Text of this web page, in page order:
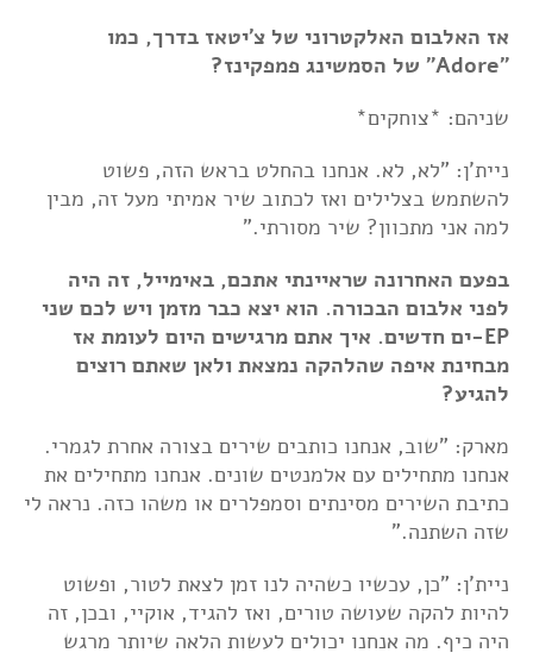
אז האלבום האלקטרוני של צ'יטאז בדרך, כמו
"Adore" של הסמשינג פמפקינז?
שניהם: *צוחקים*
ניית'ן: "לא, לא. אנחנו בהחלט בראש הזה, פשוט
להשתמש בצלילים ואז לכתוב שיר אמיתי מעל זה, מבין
למה אני מתכוון? שיר מסורתי."
בפעם האחרונה שראיינתי אתכם, באימייל, זה היה
לפני אלבום הבכורה. הוא יצא כבר מזמן ויש לכם שני
EP-ים חדשים. איך אתם מרגישים היום לעומת אז
מבחינת איפה שהלהקה נמצאת ולאן שאתם רוצים
להגיע?
מארק: "שוב, אנחנו כותבים שירים בצורה אחרת לגמרי.
אנחנו מתחילים עם אלמנטים שונים. אנחנו מתחילים את
כתיבת השירים מסינתים וסמפלרים או משהו כזה. נראה לי
שזה השתנה."
ניית'ן: "כן, עכשיו כשהיה לנו זמן לצאת לטור, ופשוט
להיות להקה שעושה טורים, ואז להגיד, אוקיי, ובכן, זה
היה כיף. מה אנחנו יכולים לעשות הלאה שיותר מרגש